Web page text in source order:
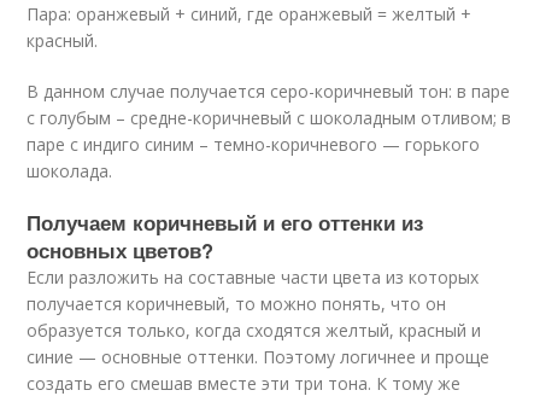
Пара: оранжевый + синий, где оранжевый = желтый +
красный.
В данном случае получается серо-коричневый тон: в паре
с голубым – средне-коричневый с шоколадным отливом; в
паре с индиго синим – темно-коричневого — горького
шоколада.
Получаем коричневый и его оттенки из
основных цветов?
Если разложить на составные части цвета из которых
получается коричневый, то можно понять, что он
образуется только, когда сходятся желтый, красный и
синие — основные оттенки. Поэтому логичнее и проще
создать его смешав вместе эти три тона. К тому же